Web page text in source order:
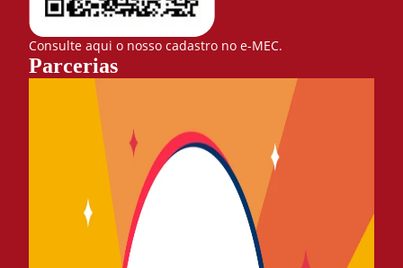
Consulte aqui o nosso cadastro no e-MEC.
Parcerias